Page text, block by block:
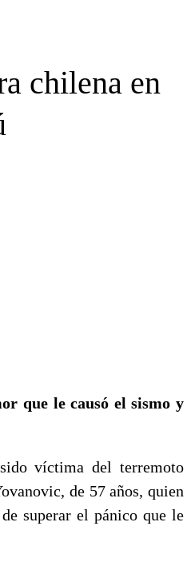
chilena en
que le causó el sismo y
víctima del terremoto
de 57 años, quien
superar el pánico que le